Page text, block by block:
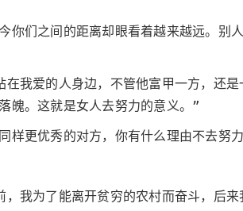
们之间的距离却眼看着越来越远。别
我爱的人身边，不管他富甲一方，还
魄。这就是女人去努力的意义。”
更优秀的对方，你有什么理由不去努力
我为了能离开贫穷的农村而奋斗，后